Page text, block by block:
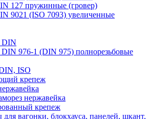
127 пружинные (гровер)
9021 (ISO 7093) увеличенные
976-1 (DIN 975) полнорезьбовые
ISO
крепеж
нержавейка
крепеж
вагонки, блокхауса, панелей, шкант,